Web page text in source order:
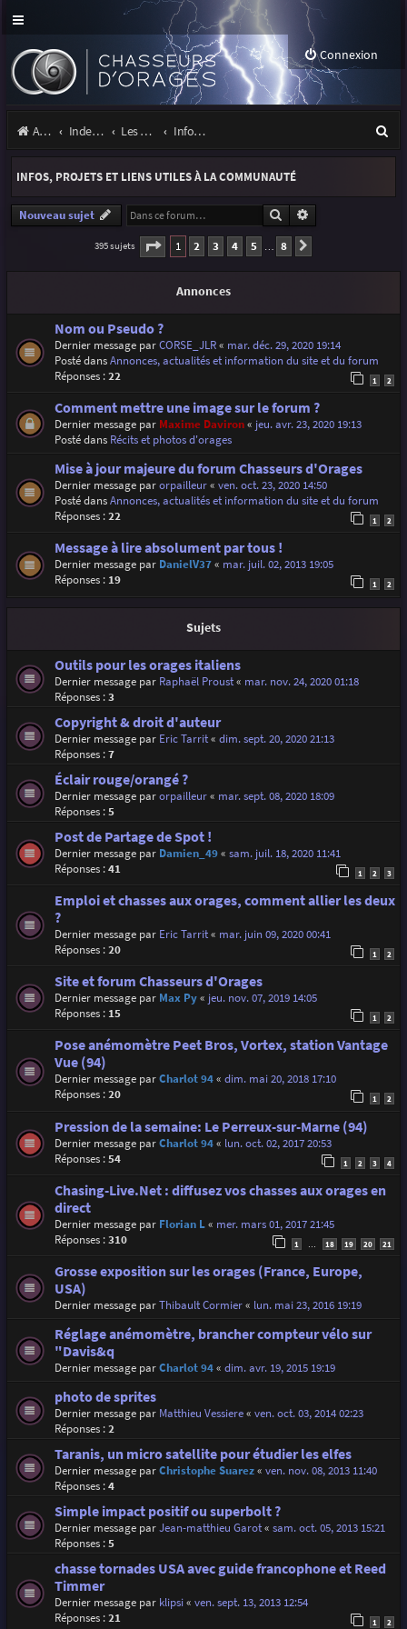
Connexion
Accueil Index du forum Les orages Infos, projets et liens utiles à la communauté
e
r
INFOS, PROJETS ET LIENS UTILES À LA COMMUNAUTÉ
Nouveau sujet Rechercher
395 sujets Page 1sur
1 2 3 4 5 … 8
Annonces
Nom ou Pseudo ?
Dernier message parCORSE_JLR« mar. déc. 29, 2020 19:14
Posté dansAnnonces, actualités et information du site et du forum
Réponses :22 1 2
Comment mettre une image sur le forum ?
Dernier message par Maxime Daviron« jeu. avr. 23, 2020 19:13
Posté dans Récits et photos d'orages
Mise à jour majeure du forum Chasseurs d'Orages
Dernier message parorpailleur« ven. oct. 23, 2020 14:50
Posté dansAnnonces, actualités et information du site et du forum
Réponses :22 1 2
Message à lire absolument par tous !
Dernier message par DanielV37« mar. juil. 02, 2013 19:05
Réponses : 19 1 2
Sujets
Outils pour les orages italiens
Dernier message par Raphaël Proust« mar. nov. 24, 2020 01:18
Réponses :3
Copyright & droit d'auteur
Dernier message par Eric Tarrit« dim. sept. 20, 2020 21:13
Réponses :7
Éclair rouge/orangé ?
Dernier message parorpailleur« mar. sept. 08, 2020 18:09
Réponses :5
Post de Partage de Spot !
Dernier message par Damien_49« sam. juil. 18, 2020 11:41
Réponses :41 1 2 3
Emploi et chasses aux orages, comment allier les deux
?
Dernier message par Eric Tarrit« mar. juin 09, 2020 00:41
Réponses :20 1 2
Site et forum Chasseurs d'Orages
Dernier message par Max Py« jeu. nov. 07, 2019 14:05
Réponses : 15 1 2
Pose anémomètre Peet Bros, Vortex, station Vantage
Vue (94)
Dernier message parCharlot 94« dim. mai 20, 2018 17:10
Réponses :20 1 2
Pression de la semaine: Le Perreux-sur-Marne (94)
Dernier message parCharlot 94« lun. oct. 02, 2017 20:53
Réponses :54 1 2 3 4
Chasing-Live.Net : diffusez vos chasses aux orages en
direct
Dernier message par Florian L« mer. mars 01, 2017 21:45
Réponses :310 1 18 19 20 21
Grosse exposition sur les orages (France, Europe,
USA)
Dernier message parThibault Cormier« lun. mai 23, 2016 19:19
Réglage anémomètre, brancher compteur vélo sur
"Davis&q
Dernier message parCharlot 94« dim. avr. 19, 2015 19:19
photo de sprites
Dernier message par Matthieu Vessiere« ven. oct. 03, 2014 02:23
Réponses :2
Taranis, un micro satellite pour étudier les elfes
Dernier message parChristophe Suarez« ven. nov. 08, 2013 11:40
Réponses :4
Simple impact positif ou superbolt ?
Dernier message parJean-matthieu Garot« sam. oct. 05, 2013 15:21
Réponses :5
chasse tornades USA avec guide francophone et Reed
Timmer
Dernier message par klipsi« ven. sept. 13, 2013 12:54
Réponses :21 1 2